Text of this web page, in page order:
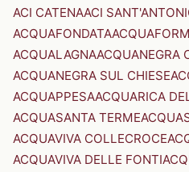
ACI CATENAACI
ACQUAFONDATA
ACQUALAGNAACQUANEGRA
ACQUANEGRA SUL CHIESE
ACQUAPPESAACQUARICA
ACQUASANTA TERME
ACQUAVIVA COLLECROCE
ACQUAVIVA DELLE FONTI